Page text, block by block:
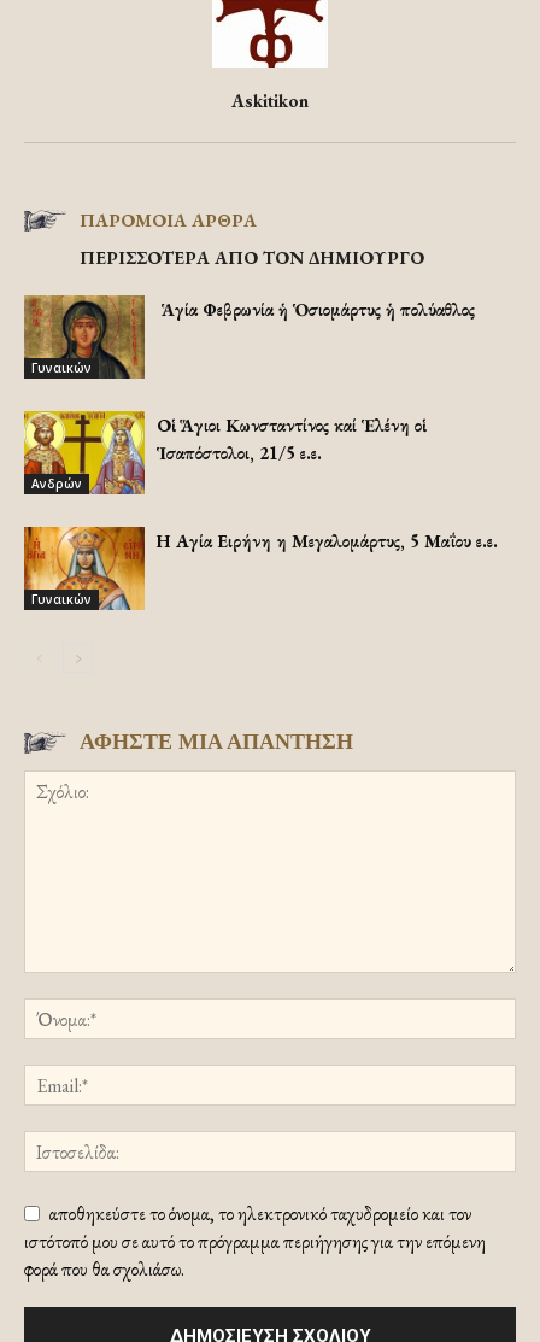
Askitikon
ΠΑΡΟΜΟΙΑ ΑΡΘΡΑ
ΠΕΡΙΣΣΟΤΕΡΑ ΑΠΟ ΤΟΝ ΔΗΜΙΟΥΡΓΟ
Γυναικών
Ἡ Ἁγία Φεβρωνία ἡ Ὁσιομάρτυς ἡ πολύαθλος
Ανδρών
Οἱ Ἅγιοι Κωνσταντίνος καί Ἑλένη οἱ
Ἱσαπόστολοι, 21/5 ε.ε.
Γυναικών
Η Αγία Ειρήνη η Μεγαλομάρτυς, 5 Μαΐου ε.ε.
ΑΦΗΣΤΕ ΜΙΑ ΑΠΑΝΤΗΣΗ
αποθηκεύστε το όνομα, το ηλεκτρονικό ταχυδρομείο και τον
ιστότοπό μου σε αυτό το πρόγραμμα περιήγησης για την επόμενη
φορά που θα σχολιάσω.